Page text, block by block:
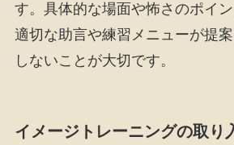
す。具体的な場面や怖さのポイン
適切な助言や練習メニューが提
しないことが大切です。
イメージトレーニングの取り